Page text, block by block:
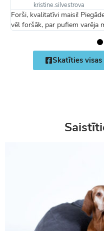
kristine.silvestrova
Forši, kvalitatīvi maisi!
vēl foršāk, par pufiem varēja
Skatīties visas